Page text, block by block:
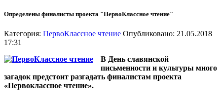
Определены финалисты проекта "ПервоКлассное чтение"
Категория: ПервоКлассное чтение Опубликовано: 21.05.2018
17:31
В День славянской
письменности и культуры много
загадок предстоит разгадать финалистам проекта
«Первоклассное чтение».